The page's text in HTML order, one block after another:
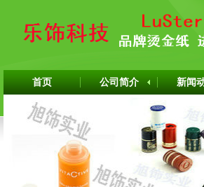
首页 公司简介 新闻